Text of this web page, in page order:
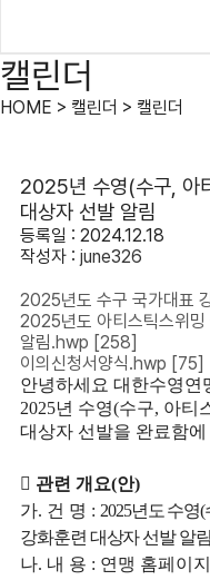
캘린더
HOME > 캘린더 > 캘린더
2025년 수영(수구, 아
대상자 선발 알림
등록일 : 2024.12.18
작성자 : june326
2025년도 수구 국가대표
2025년도 아티스틱스위밍
알림.hwp [258]
이의신청서양식.hwp [75]
안녕하세요 대한수영연
2025년 수영(수구, 아티
대상자 선발을 완료함
 관련 개요(안)
가. 건 명 : 2025년도 수영(
강화훈련 대상자 선발 알림
나. 내 용 : 연맹 홈페이